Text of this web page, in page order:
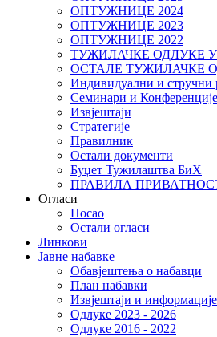
ОПТУЖНИЦЕ 2024
ОПТУЖНИЦЕ 2023
ОПТУЖНИЦЕ 2022
ТУЖИЛАЧКЕ ОДЛУКЕ
ОСТАЛЕ ТУЖИЛАЧКЕ
Индивидуални и стручни
Семинари и Конференције
Извјештаји
Стратегије
Правилник
Остали документи
Буџет Тужилаштва БиХ
ПРАВИЛА
Огласи
Посао
Остали огласи
Линкови
Јавне набавке
Обавјештења о набавци
План набавки
Извјештаји и
Одлуке 2023 - 2026
Одлуке 2016 - 2022